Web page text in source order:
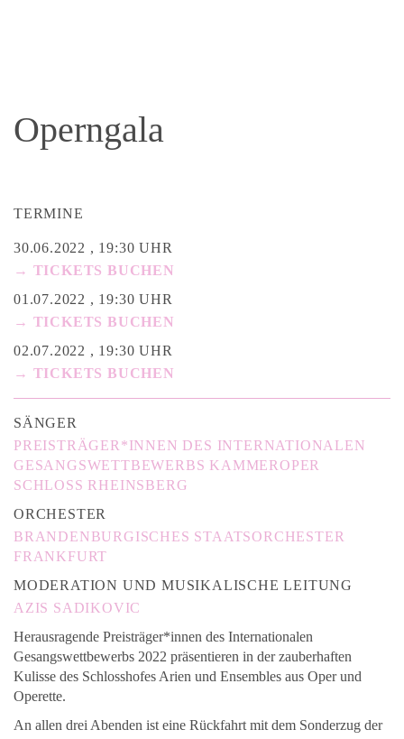
Operngala
TERMINE
30.06.2022 , 19:30 UHR
→ TICKETS BUCHEN
01.07.2022 , 19:30 UHR
→ TICKETS BUCHEN
02.07.2022 , 19:30 UHR
→ TICKETS BUCHEN
SÄNGER
PREISTRÄGER*INNEN DES INTERNATIONALEN
GESANGSWETTBEWERBS KAMMEROPER
SCHLOSS RHEINSBERG
ORCHESTER
BRANDENBURGISCHES STAATSORCHESTER
FRANKFURT
MODERATION UND MUSIKALISCHE LEITUNG
AZIS SADIKOVIC
Herausragende Preisträger*innen des Internationalen
Gesangswettbewerbs 2022 präsentieren in der zauberhaften
Kulisse des Schlosshofes Arien und Ensembles aus Oper und
Operette.
An allen drei Abenden ist eine Rückfahrt mit dem Sonderzug der